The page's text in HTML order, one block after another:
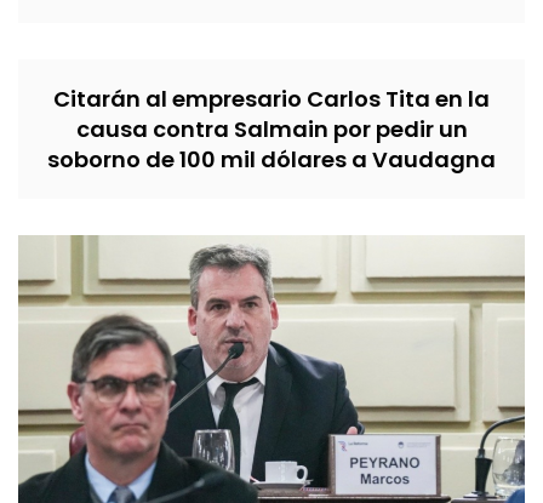
Citarán al empresario Carlos Tita en la
causa contra Salmain por pedir un
soborno de 100 mil dólares a Vaudagna